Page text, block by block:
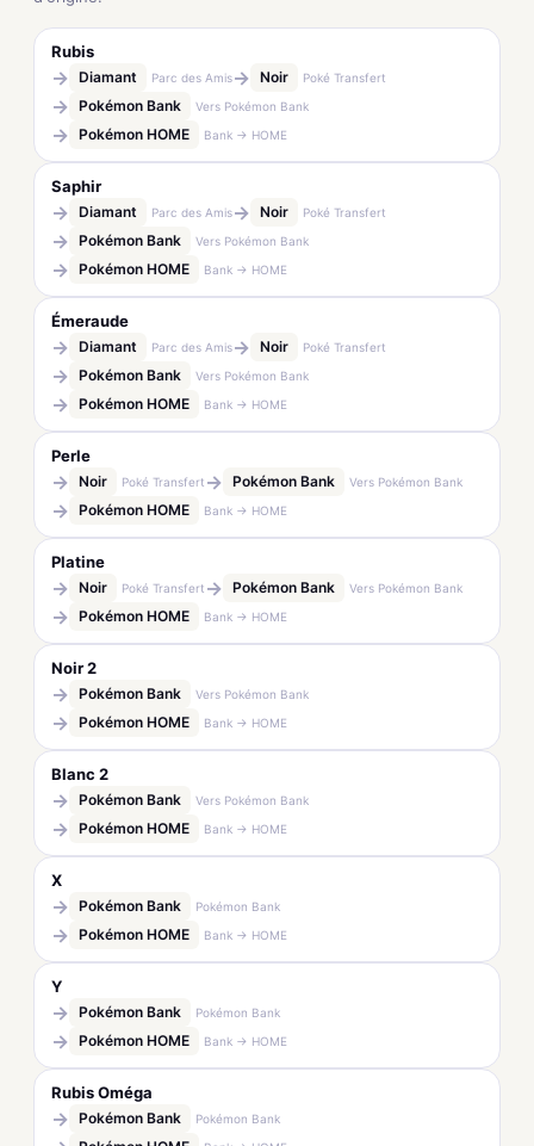
Rubis
→ Diamant Parc des Amis→ Noir Poké Transfert
→ Pokémon Bank Vers Pokémon Bank
→ Pokémon HOME Bank → HOME
Saphir
→ Diamant Parc des Amis→ Noir Poké Transfert
→ Pokémon Bank Vers Pokémon Bank
→ Pokémon HOME Bank → HOME
Émeraude
→ Diamant Parc des Amis→ Noir Poké Transfert
→ Pokémon Bank Vers Pokémon Bank
→ Pokémon HOME Bank → HOME
Perle
→ Noir Poké Transfert → Pokémon Bank Vers Pokémon Bank
→ Pokémon HOME Bank → HOME
Platine
→ Noir Poké Transfert → Pokémon Bank Vers Pokémon Bank
→ Pokémon HOME Bank → HOME
Noir 2
→ Pokémon Bank Vers Pokémon Bank
→ Pokémon HOME Bank → HOME
Blanc 2
→ Pokémon Bank Vers Pokémon Bank
→ Pokémon HOME Bank → HOME
X
→ Pokémon Bank Pokémon Bank
→ Pokémon HOME Bank → HOME
Y
→ Pokémon Bank Pokémon Bank
→ Pokémon HOME Bank → HOME
Rubis Oméga
→ Pokémon Bank Pokémon Bank